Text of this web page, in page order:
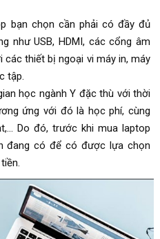
bạn chọn cần phải có đầy đủ
như USB, HDMI, các cổng âm
các thiết bị ngoại vi máy in, máy
tập.
học ngành Y đặc thù với thời
ứng với đó là học phí, cùng
Do đó, trước khi mua laptop
đang có để có được lựa chọn